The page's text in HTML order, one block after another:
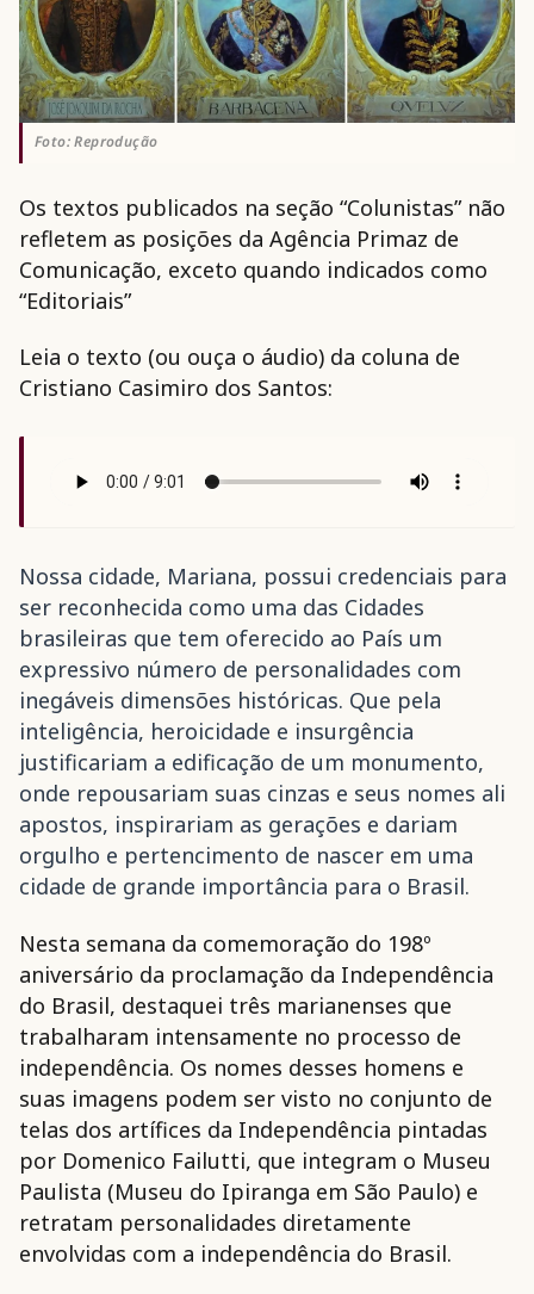
Foto: Reprodução
Os textos publicados na seção “Colunistas” não
refletem as posições da Agência Primaz de
Comunicação, exceto quando indicados como
“Editoriais”
Leia o texto (ou ouça o áudio) da coluna de
Cristiano Casimiro dos Santos:
Nossa cidade, Mariana, possui credenciais para
ser reconhecida como uma das Cidades
brasileiras que tem oferecido ao País um
expressivo número de personalidades com
inegáveis dimensões históricas. Que pela
inteligência, heroicidade e insurgência
justificariam a edificação de um monumento,
onde repousariam suas cinzas e seus nomes ali
apostos, inspirariam as gerações e dariam
orgulho e pertencimento de nascer em uma
cidade de grande importância para o Brasil.
Nesta semana da comemoração do 198º
aniversário da proclamação da Independência
do Brasil, destaquei três marianenses que
trabalharam intensamente no processo de
independência. Os nomes desses homens e
suas imagens podem ser visto no conjunto de
telas dos artífices da Independência pintadas
por Domenico Failutti, que integram o Museu
Paulista (Museu do Ipiranga em São Paulo) e
retratam personalidades diretamente
envolvidas com a independência do Brasil.